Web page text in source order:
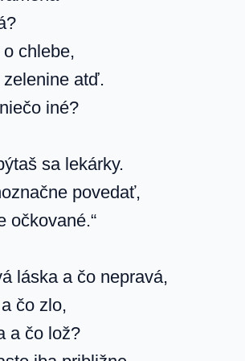
chlebe,
atď.
iné?
sa lekárky.
povedať,
očkované.“
láska a čo nepravá,
čo zlo,
a čo lož?